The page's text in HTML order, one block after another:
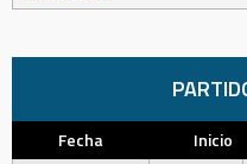
Fecha Inicio